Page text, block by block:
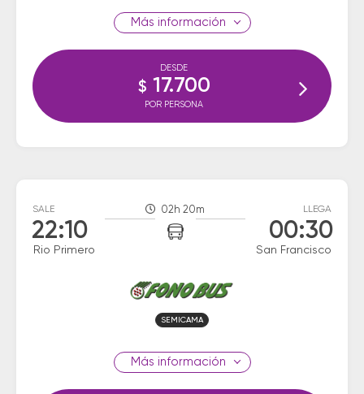
información
DESDE
$ 17.700
POR PERSONA
SALE
22:10
Rio Primero
02h 20m LLEGA
00:30
San Francisco
SEMICAMA
información